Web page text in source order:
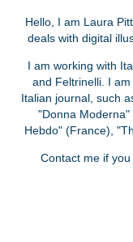
Hello, I am Laura
deals with digital
I am working with
and Feltrinelli. I
Italian journal, such
"Donna
Hebdo" (France),
Contact me if